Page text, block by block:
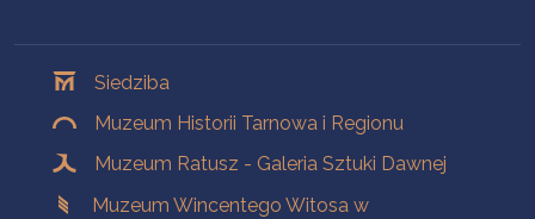
Siedziba
Muzeum Historii Tarnowa i Regionu
Muzeum Ratusz - Galeria Sztuki Dawnej
Muzeum Wincentego Witosa w